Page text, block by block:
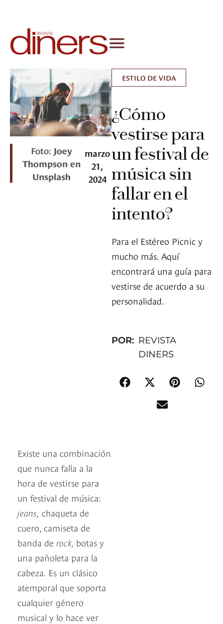
Foto: Joey
Thompson en
Unsplash
marzo
21,
2024
ESTILO DE VIDA
¿Cómo
vestirse para
un festival de
música sin
fallar en el
intento?
Para el Estéreo Picnic y
mucho más. Aquí
encontrará una guía para
vestirse de acuerdo a su
personalidad.
POR: REVISTA
DINERS
Existe una combinación
que nunca falla a la
hora de vestirse para
un festival de música:
jeans, chaqueta de
cuero, camiseta de
banda de rock, botas y
una pañoleta para la
cabeza. Es un clásico
atemporal que soporta
cualquier género
musical y lo hace ver